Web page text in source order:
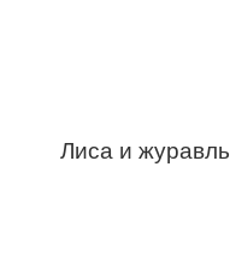
Лиса и журавль